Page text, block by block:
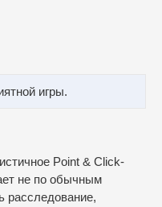
игры.
Point & Click-
не по обычным
расследование,